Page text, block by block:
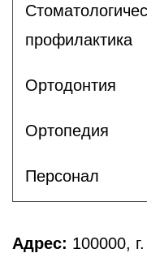
профилактика
Ортодонтия
Ортопедия
Персонал
Адрес: 100000,